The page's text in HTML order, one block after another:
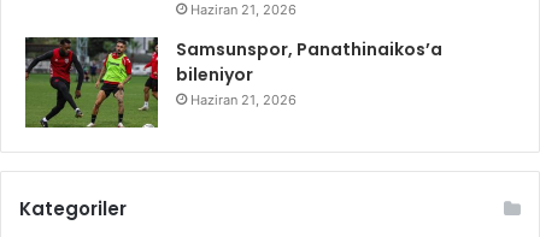
Haziran 21, 2026
Samsunspor, Panathinaikos’a
bileniyor
Haziran 21, 2026
Kategoriler